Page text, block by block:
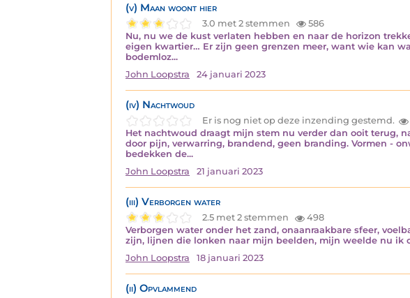
(v) Maan woont hier
3.0 met 2 stemmen
586
Nu, nu we de kust verlaten hebben en naar de horizon
eigen kwartier… Er zijn geen grenzen meer, want wie kan
bodemloz...
John Loopstra
24 januari 2023
(iv) Nachtwoud
Er is nog niet op deze inzending gestemd.
Het nachtwoud draagt mijn stem nu verder dan ooit terug,
door pijn, verwarring, brandend, geen branding. Vormen -
bedekken de...
John Loopstra
21 januari 2023
(iii) Verborgen water
2.5 met 2 stemmen
498
Verborgen water onder het zand, onaanraakbare sfeer,
zijn, lijnen die lonken naar mijn beelden, mijn weelde nu ik
John Loopstra
18 januari 2023
(ii) Opvlammend